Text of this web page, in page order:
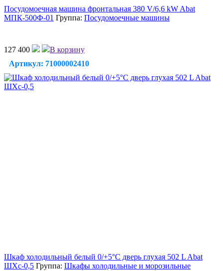
Посудомоечная машина фронтальная 380 V/6,6 kW Abat
МПК-500Ф-01 Группа: Посудомоечные машины
127 400
В корзину
Артикул: 71000002410
Шкаф холодильный белый 0/+5°C дверь глухая 502 L Abat
ШХс-0,5 Группа: Шкафы холодильные и морозильные